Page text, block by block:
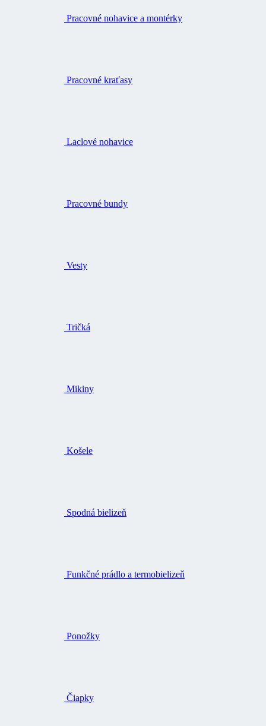
Pracovné nohavice a montérky
Pracovné kraťasy
Laclové nohavice
Pracovné bundy
Vesty
Tričká
Mikiny
Košele
Spodná bielizeň
Funkčné prádlo a termobielizeň
Ponožky
Čiapky